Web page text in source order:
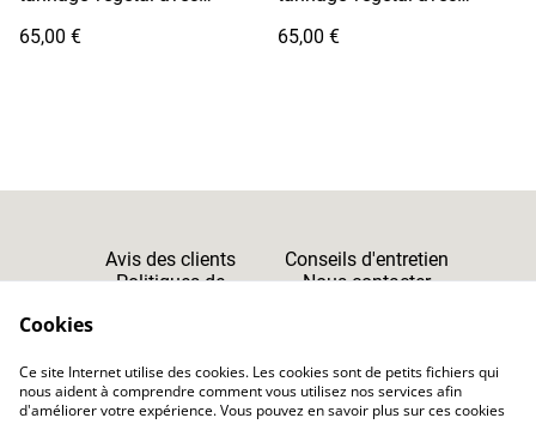
Soleil
65,00 €
Camel
65,00 €
Avis des clients
Conseils d'entretien
Politiques de
Nous contacter
CGV
Cookies
Ce site Internet utilise des cookies. Les cookies sont de petits fichiers qui
nous aident à comprendre comment vous utilisez nos services afin
d'améliorer votre expérience. Vous pouvez en savoir plus sur ces cookies